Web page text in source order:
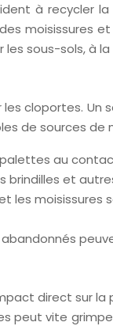
à recycler
moisissures
sous-sols, à
cloportes.
de sources de
au
brindilles et
les moisissures
direct sur
vite